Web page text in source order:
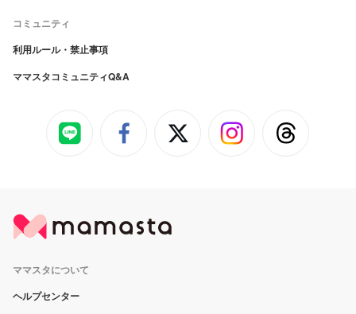
コミュニティ
利用ルール・禁止事項
ママスタコミュニティQ&A
ママスタについて
ヘルプセンター